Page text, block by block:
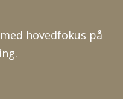
hovedfokus på